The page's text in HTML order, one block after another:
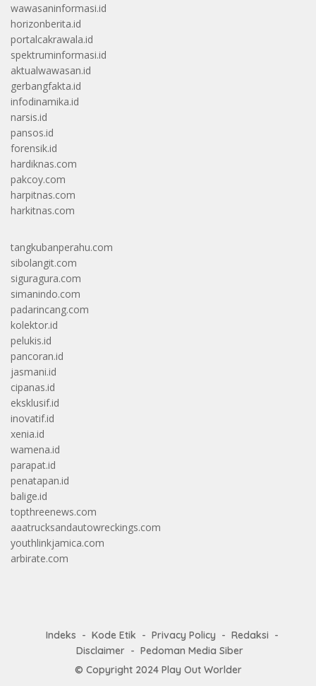
wawasaninformasi.id
horizonberita.id
portalcakrawala.id
spektruminformasi.id
aktualwawasan.id
gerbangfakta.id
infodinamika.id
narsis.id
pansos.id
forensik.id
hardiknas.com
pakcoy.com
harpitnas.com
harkitnas.com
tangkubanperahu.com
sibolangit.com
siguragura.com
simanindo.com
padarincang.com
kolektor.id
pelukis.id
pancoran.id
jasmani.id
cipanas.id
eksklusif.id
inovatif.id
xenia.id
wamena.id
parapat.id
penatapan.id
balige.id
topthreenews.com
aaatrucksandautowreckings.com
youthlinkjamica.com
arbirate.com
Indeks Kode Etik Privacy Policy
Redaksi
Disclaimer
Pedoman Media Siber
© Copyright 2024 Play Out Worlder